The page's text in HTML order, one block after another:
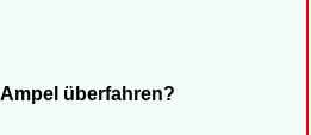
überfahren?